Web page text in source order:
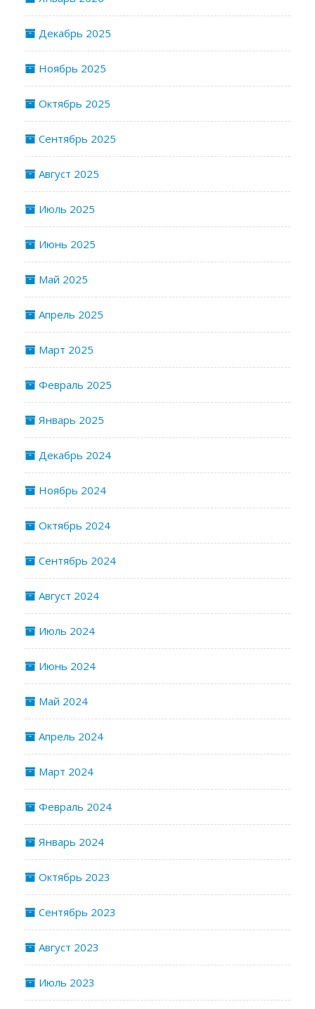
Декабрь 2025
Ноябрь 2025
Октябрь 2025
Сентябрь 2025
Август 2025
Июль 2025
Июнь 2025
Май 2025
Апрель 2025
Март 2025
Февраль 2025
Январь 2025
Декабрь 2024
Ноябрь 2024
Октябрь 2024
Сентябрь 2024
Август 2024
Июль 2024
Июнь 2024
Май 2024
Апрель 2024
Март 2024
Февраль 2024
Январь 2024
Октябрь 2023
Сентябрь 2023
Август 2023
Июль 2023